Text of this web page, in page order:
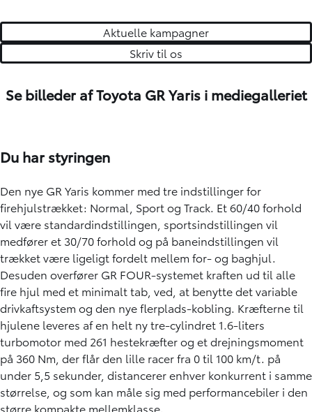
Aktuelle kampagner
Skriv til os
Se billeder af Toyota GR Yaris i mediegalleriet
Du har styringen
Den nye GR Yaris kommer med tre indstillinger for
firehjulstrækket: Normal, Sport og Track. Et 60/40 forhold
vil være standardindstillingen, sportsindstillingen vil
medfører et 30/70 forhold og på baneindstillingen vil
trækket være ligeligt fordelt mellem for- og baghjul.
Desuden overfører GR FOUR-systemet kraften ud til alle
fire hjul med et minimalt tab, ved, at benytte det variable
drivkaftsystem og den nye flerplads-kobling. Kræfterne til
hjulene leveres af en helt ny tre-cylindret 1.6-liters
turbomotor med 261 hestekræfter og et drejningsmoment
på 360 Nm, der flår den lille racer fra 0 til 100 km/t. på
under 5,5 sekunder, distancerer enhver konkurrent i samme
størrelse, og som kan måle sig med performancebiler i den
større kompakte mellemklasse.